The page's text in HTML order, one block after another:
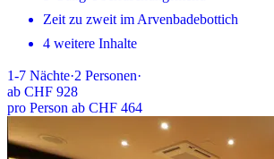
Zeit zu zweit im Arvenbadebottich
4 weitere Inhalte
1-7 Nächte·2 Personen·
ab CHF 928
pro Person ab CHF 464